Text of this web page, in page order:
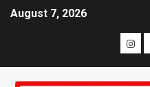
August 7, 2026